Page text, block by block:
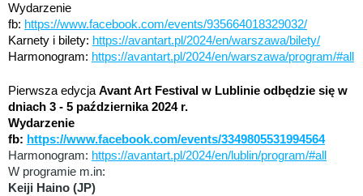
Wydarzenie
fb: https://www.facebook.com/events/935664018329032/
Karnety i bilety: https://avantart.pl/2024/en/warszawa/bilety/
Harmonogram: https://avantart.pl/2024/en/warszawa/program/#all
Pierwsza edycja Avant Art Festival w Lublinie odbędzie się w
dniach 3 - 5 października 2024 r.
Wydarzenie
fb: https://www.facebook.com/events/3349805531994564
Harmonogram: https://avantart.pl/2024/en/lublin/program/#all
W programie m.in:
Keiji Haino (JP)